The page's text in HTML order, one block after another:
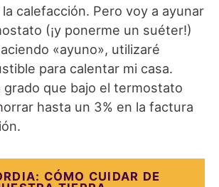
calefacción. Pero voy a ayunar
(¡y ponerme un suéter!)
«ayuno», utilizaré
para calentar mi casa.
grado que bajo el termostato
hasta un 3% en la factura
CÓMO CUIDAR DE